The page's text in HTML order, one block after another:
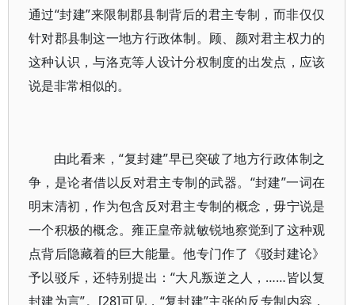
通过“封建”来限制郡县制背后的君主专制，而非仅仅
针对郡县制这一地方行政体制。顾、颜对君主权力的
这种认识，与洛克等人设计分权制度的出发点，应该
说是非常相似的。
由此看来，“复封建”早已突破了地方行政体制之
争，是论者借以反对君主专制的武器。“封建”一词在
明末清初，作为包含反对君主专制的概念，毋宁说是
一个积极的概念。雍正皇帝就敏锐地察觉到了这种观
点背后隐藏着的巨大能量。他专门作了《驳封建论》
予以驳斥，还特别提出：“大凡叛逆之人，……皆以复
封建为言”。[28]可见，“复封建”主张的反专制内容，